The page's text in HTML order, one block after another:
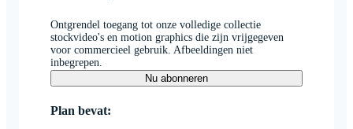
Ontgrendel toegang tot onze volledige collectie
stockvideo's en motion graphics die zijn vrijgegeven
voor commercieel gebruik. Afbeeldingen niet
inbegrepen.
Nu abonneren
Plan bevat: